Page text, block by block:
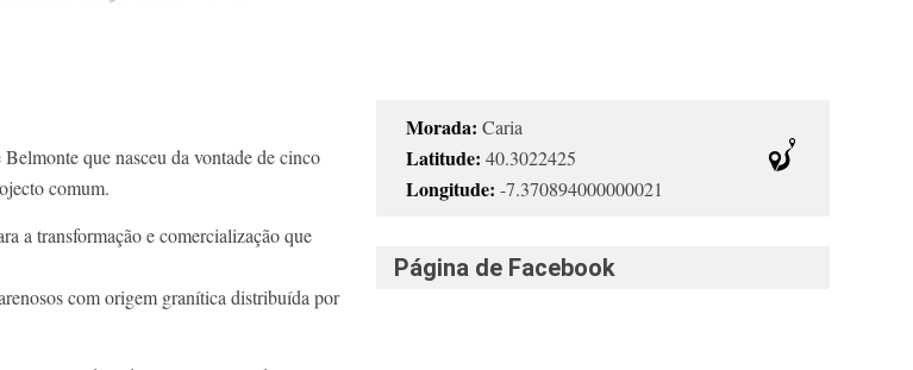
que nasceu da vontade de cinco
comum.
a transformação e comercialização que
com origem granítica distribuída por
Morada: Caria
Latitude: 40.3022425
Longitude: -7.370894000000021
Página de Facebook